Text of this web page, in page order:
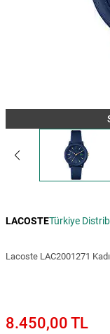
LACOSTETürkiye
Lacoste LAC2001271
8.450,00 TL